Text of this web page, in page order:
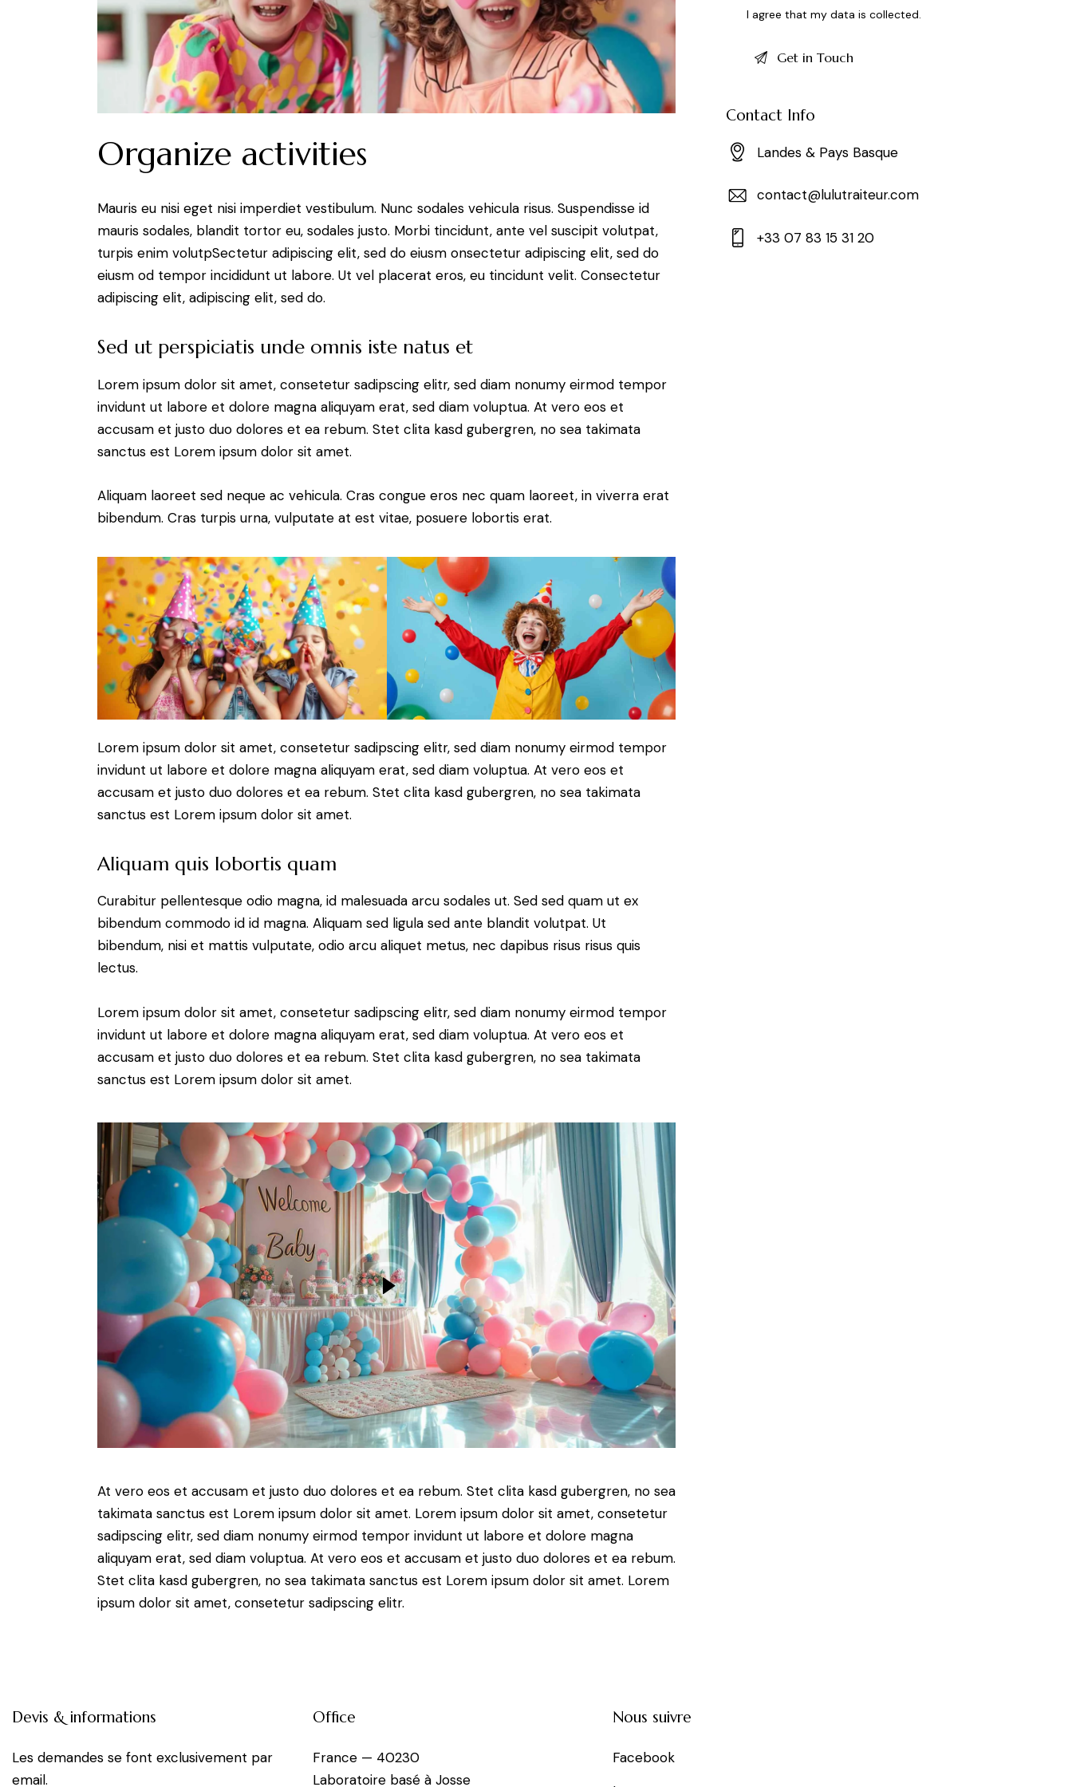
Organize activities
Mauris eu nisi eget nisi imperdiet vestibulum. Nunc sodales vehicula risus. Suspendisse id
mauris sodales, blandit tortor eu, sodales justo. Morbi tincidunt, ante vel suscipit volutpat,
turpis enim volutpSectetur adipiscing elit, sed do eiusm onsectetur adipiscing elit, sed do
eiusm od tempor incididunt ut labore. Ut vel placerat eros, eu tincidunt velit. Consectetur
adipiscing elit, adipiscing elit, sed do.
Sed ut perspiciatis unde omnis iste natus et
Lorem ipsum dolor sit amet, consetetur sadipscing elitr, sed diam nonumy eirmod tempor
invidunt ut labore et dolore magna aliquyam erat, sed diam voluptua. At vero eos et
accusam et justo duo dolores et ea rebum. Stet clita kasd gubergren, no sea takimata
sanctus est Lorem ipsum dolor sit amet.
Aliquam laoreet sed neque ac vehicula. Cras congue eros nec quam laoreet, in viverra erat
bibendum. Cras turpis urna, vulputate at est vitae, posuere lobortis erat.
Lorem ipsum dolor sit amet, consetetur sadipscing elitr, sed diam nonumy eirmod tempor
invidunt ut labore et dolore magna aliquyam erat, sed diam voluptua. At vero eos et
accusam et justo duo dolores et ea rebum. Stet clita kasd gubergren, no sea takimata
sanctus est Lorem ipsum dolor sit amet.
Aliquam quis lobortis quam
Curabitur pellentesque odio magna, id malesuada arcu sodales ut. Sed sed quam ut ex
bibendum commodo id id magna. Aliquam sed ligula sed ante blandit volutpat. Ut
bibendum, nisi et mattis vulputate, odio arcu aliquet metus, nec dapibus risus risus quis
lectus.
Lorem ipsum dolor sit amet, consetetur sadipscing elitr, sed diam nonumy eirmod tempor
invidunt ut labore et dolore magna aliquyam erat, sed diam voluptua. At vero eos et
accusam et justo duo dolores et ea rebum. Stet clita kasd gubergren, no sea takimata
sanctus est Lorem ipsum dolor sit amet.
At vero eos et accusam et justo duo dolores et ea rebum. Stet clita kasd gubergren, no sea
takimata sanctus est Lorem ipsum dolor sit amet. Lorem ipsum dolor sit amet, consetetur
sadipscing elitr, sed diam nonumy eirmod tempor invidunt ut labore et dolore magna
aliquyam erat, sed diam voluptua. At vero eos et accusam et justo duo dolores et ea rebum.
Stet clita kasd gubergren, no sea takimata sanctus est Lorem ipsum dolor sit amet. Lorem
ipsum dolor sit amet, consetetur sadipscing elitr.
I agree that my data is collected.
Contact Info
Landes & Pays Basque
contact@lulutraiteur.com
+33 07 83 15 31 20
Devis & informations
Les demandes se font exclusivement par
email.
Office
France — 40230
Laboratoire basé à Josse
Nous suivre
Facebook